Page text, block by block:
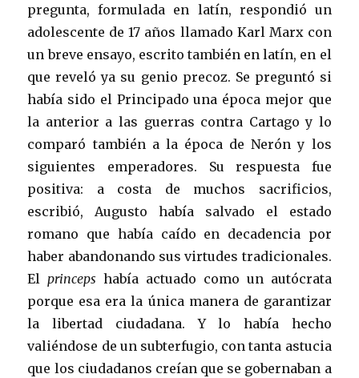
pregunta, formulada en latín, respondió un
adolescente de 17 años llamado Karl Marx con
un breve ensayo, escrito también en latín, en el
que reveló ya su genio precoz. Se preguntó si
había sido el Principado una época mejor que
la anterior a las guerras contra Cartago y lo
comparó también a la época de Nerón y los
siguientes emperadores. Su respuesta fue
positiva: a costa de muchos sacrificios,
escribió, Augusto había salvado el estado
romano que había caído en decadencia por
haber abandonando sus virtudes tradicionales.
Elprinceps había actuado como un autócrata
porque esa era la única manera de garantizar
la libertad ciudadana. Y lo había hecho
valiéndose de un subterfugio, con tanta astucia
que los ciudadanos creían que se gobernaban a